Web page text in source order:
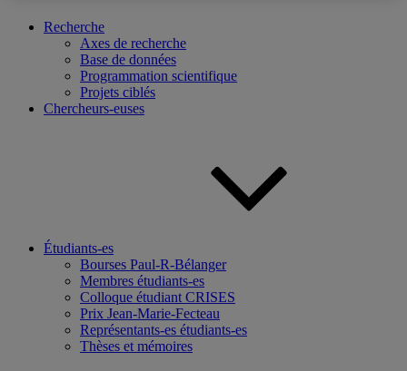
Recherche
Axes de recherche
Base de données
Programmation scientifique
Projets ciblés
Chercheurs-euses
Étudiants-es
Bourses Paul-R-Bélanger
Membres étudiants-es
Colloque étudiant CRISES
Prix Jean-Marie-Fecteau
Représentants-es étudiants-es
Thèses et mémoires